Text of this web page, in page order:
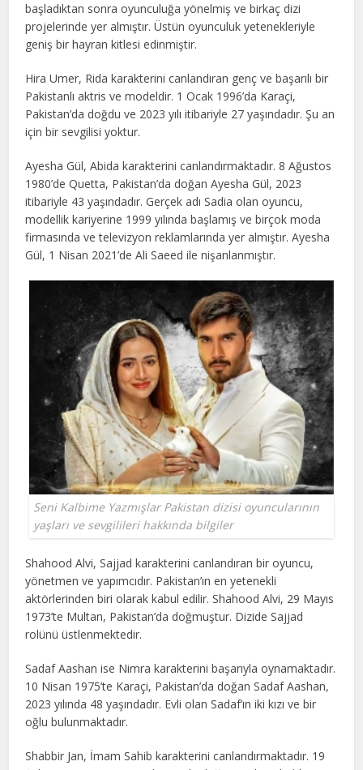
başladıktan sonra oyunculuğa yönelmiş ve birkaç dizi
projelerinde yer almıştır. Üstün oyunculuk yetenekleriyle
geniş bir hayran kitlesi edinmiştir.
Hira Umer, Rida karakterini canlandıran genç ve başarılı bir
Pakistanlı aktris ve modeldir. 1 Ocak 1996’da Karaçi,
Pakistan’da doğdu ve 2023 yılı itibariyle 27 yaşındadır. Şu an
için bir sevgilisi yoktur.
Ayesha Gül, Abida karakterini canlandırmaktadır. 8 Ağustos
1980’de Quetta, Pakistan’da doğan Ayesha Gül, 2023
itibariyle 43 yaşındadır. Gerçek adı Sadia olan oyuncu,
modellik kariyerine 1999 yılında başlamış ve birçok moda
firmasında ve televizyon reklamlarında yer almıştır. Ayesha
Gül, 1 Nisan 2021’de Ali Saeed ile nişanlanmıştır.
Seni Kalbime Yazmışlar Pakistan dizisi oyuncularının
yaşları ve sevgilileri hakkında bilgiler
Shahood Alvi, Sajjad karakterini canlandıran bir oyuncu,
yönetmen ve yapımcıdır. Pakistan’ın en yetenekli
aktörlerinden biri olarak kabul edilir. Shahood Alvi, 29 Mayıs
1973’te Multan, Pakistan’da doğmuştur. Dizide Sajjad
rolünü üstlenmektedir.
Sadaf Aashan ise Nimra karakterini başarıyla oynamaktadır.
10 Nisan 1975’te Karaçi, Pakistan’da doğan Sadaf Aashan,
2023 yılında 48 yaşındadır. Evli olan Sadaf’ın iki kızı ve bir
oğlu bulunmaktadır.
Shabbir Jan, İmam Sahib karakterini canlandırmaktadır. 19